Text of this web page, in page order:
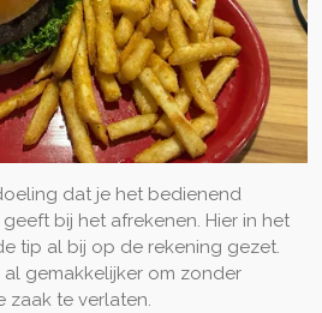
dat je het bedienend
bij het afrekenen. Hier in het
tip al bij op de rekening gezet.
gemakkelijker om zonder
zaak te verlaten.